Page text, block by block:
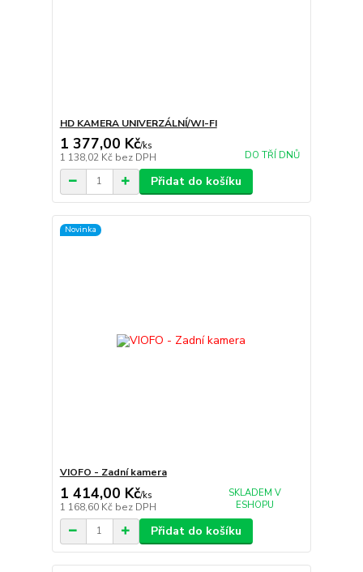
HD KAMERA UNIVERZÁLNÍ/WI-FI
1 377,00 Kč/ks
1 138,02 Kč bez DPH DO TŘÍ DNŮ
Přidat do košíku
Novinka
VIOFO - Zadní kamera
1 414,00 Kč/ks
1 168,60 Kč bez DPH
SKLADEM V
ESHOPU
Přidat do košíku